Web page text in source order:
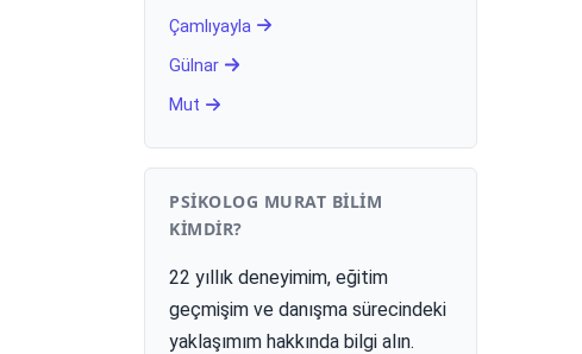
Çamlıyayla
Gülnar
Mut
PSIKOLOG MURAT BILIM
KIMDIR?
22 yıllık deneyimim, eğitim
geçmişim ve danışma sürecindeki
yaklaşımım hakkında bilgi alın.